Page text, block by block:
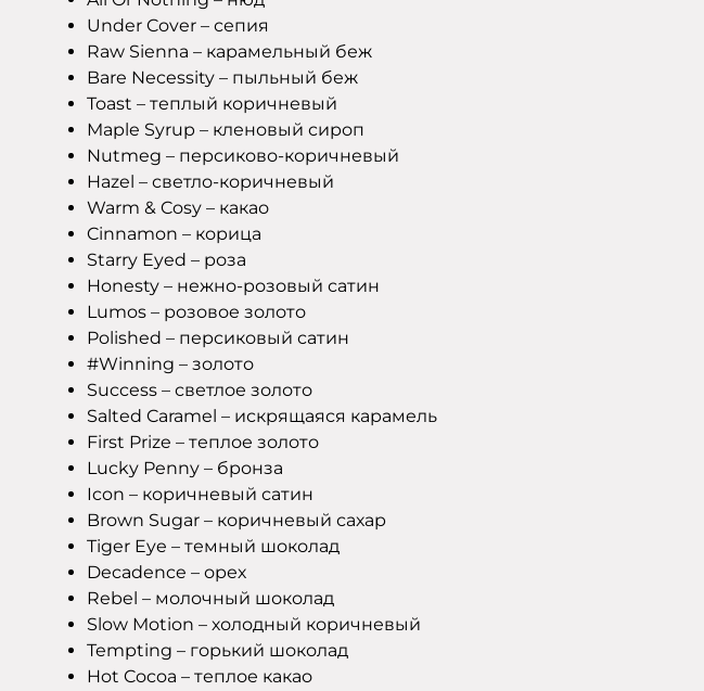
Under Cover – сепия
Raw Sienna – карамельный беж
Bare Necessity – пыльный беж
Toast – теплый коричневый
Maple Syrup – кленовый сироп
Nutmeg – персиково-коричневый
Hazel – светло-коричневый
Warm & Cosy – какао
Cinnamon – корица
Starry Eyed – роза
Honesty – нежно-розовый сатин
Lumos – розовое золото
Polished – персиковый сатин
#Winning – золото
Success – светлое золото
Salted Caramel – искрящаяся карамель
First Prize – теплое золото
Lucky Penny – бронза
Icon – коричневый сатин
Brown Sugar – коричневый сахар
Tiger Eye – темный шоколад
Decadence – орех
Rebel – молочный шоколад
Slow Motion – холодный коричневый
Tempting – горький шоколад
Hot Cocoa – теплое какао